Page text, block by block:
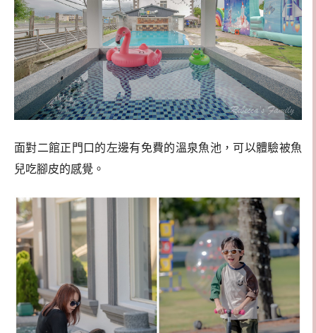
面對二館正門口的左邊有免費的溫泉魚池，可以體驗被魚
兒吃腳皮的感覺。